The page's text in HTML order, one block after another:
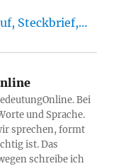
Steckbrief,…
Bei
und Sprache.
sprechen, formt
ist. Das
schreibe ich